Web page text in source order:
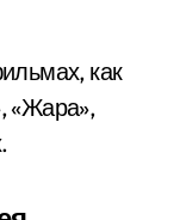
как
«Жара»,